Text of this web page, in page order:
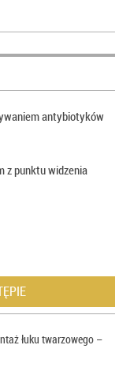
antybiotyków
z punktu widzenia
łuku twarzowego –